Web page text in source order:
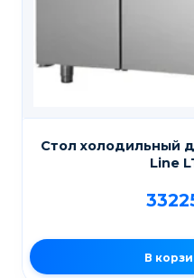
Стол холодильный
Line
В